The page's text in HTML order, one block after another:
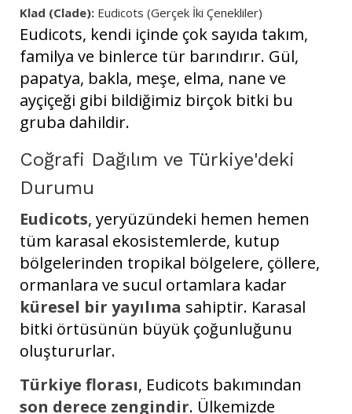
Klad (Clade): Eudicots (Gerçek İki Çenekliler)
Eudicots, kendi içinde çok sayıda takım,
familya ve binlerce tür barındırır. Gül,
papatya, bakla, meşe, elma, nane ve
ayçiçeği gibi bildiğimiz birçok bitki bu
gruba dahildir.
Coğrafi Dağılım ve Türkiye'deki
Durumu
Eudicots, yeryüzündeki hemen hemen
tüm karasal ekosistemlerde, kutup
bölgelerinden tropikal bölgelere, çöllere,
ormanlara ve sucul ortamlara kadar
küresel bir yayılıma sahiptir. Karasal
bitki örtüsünün büyük çoğunluğunu
oluştururlar.
Türkiye florası, Eudicots bakımından
son derece zengindir. Ülkemizde